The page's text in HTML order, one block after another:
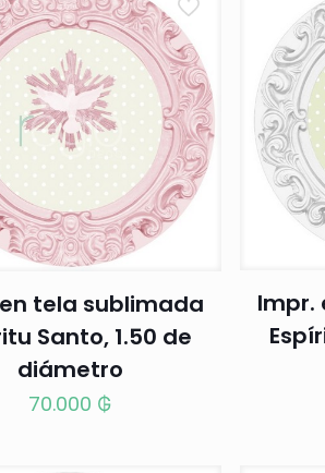
tela sublimada
Santo, 1.50 de
diámetro
70.000 ₲
Impr.